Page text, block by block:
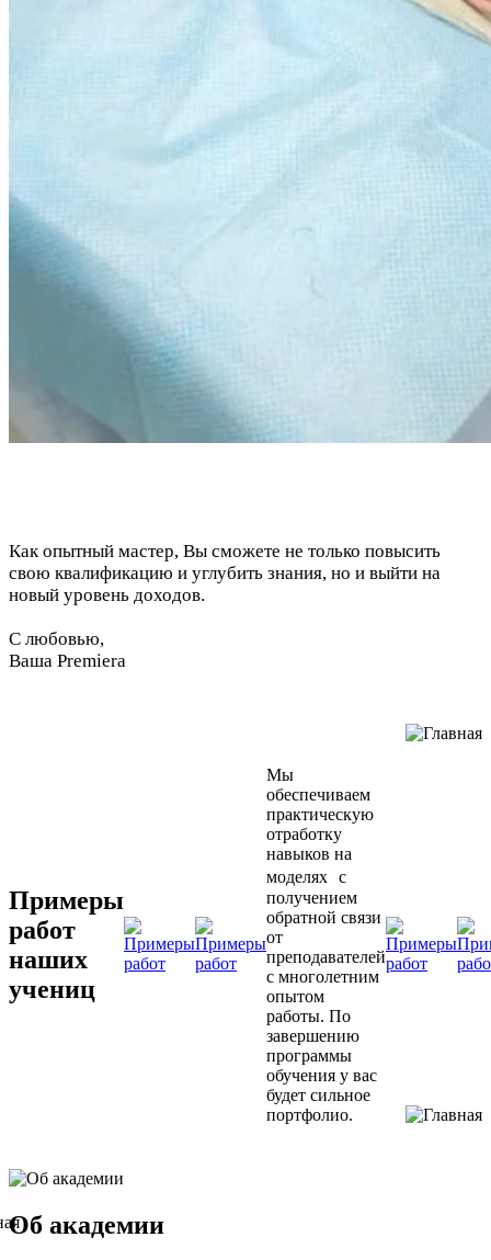
Как опытный мастер, Вы сможете не только повысить
свою квалификацию и углубить знания, но и выйти на
новый уровень доходов.
С любовью,
Ваша Premiera
Примеры
работ
наших
учениц
Мы
обеспечиваем
практическую
отработку
навыков на
моделях с
получением
обратной связи
от
преподавателей
с многолетним
опытом
работы. По
завершению
программы
обучения у вас
будет сильное
портфолио.
Об академии